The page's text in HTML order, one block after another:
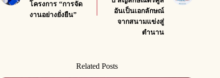
โครงการ “การจัด
งานอย่างยั่งยืน”
อันเป็นเอกลักษณ์
จากสนามแข่งสู่
ตำนาน
Related Posts